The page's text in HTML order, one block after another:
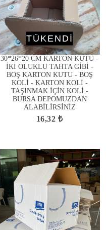
30*26*20 CM KARTON KUTU -
İKİ OLUKLU TAHTA GİBİ -
BOŞ KARTON KUTU - BOŞ
KOLİ - KARTON KOLİ -
TAŞINMAK İÇİN KOLİ -
BURSA DEPOMUZDAN
ALABİLİRSİNİZ
16,32 ₺
TÜKENDİ